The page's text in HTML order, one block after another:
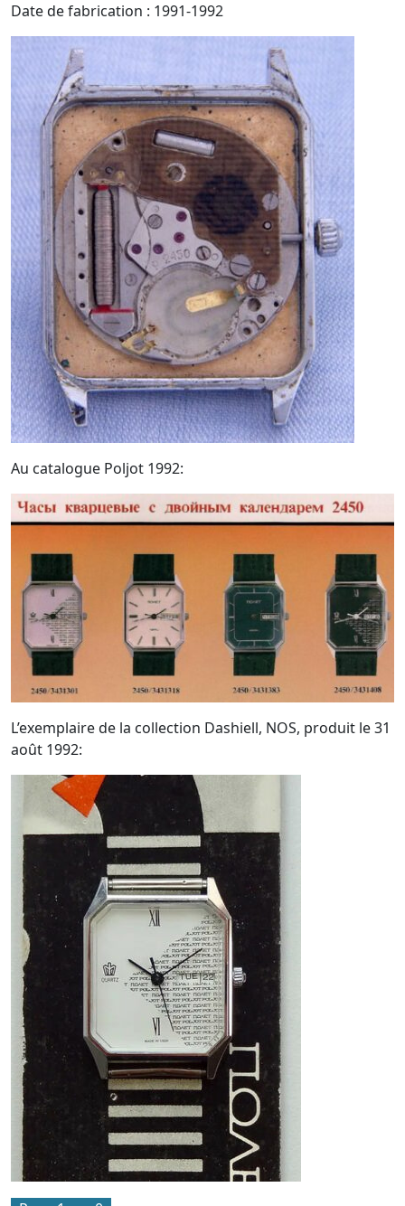
Date de fabrication : 1991-1992
Au catalogue Poljot 1992:
L’exemplaire de la collection Dashiell, NOS, produit le 31
août 1992: